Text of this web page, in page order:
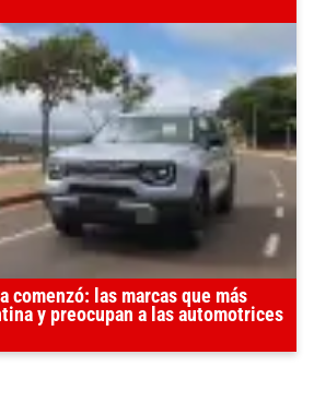
comenzó: las marcas que más
y preocupan a las automotrices